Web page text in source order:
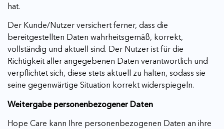
hat.
Der Kunde/Nutzer versichert ferner, dass die
bereitgestellten Daten wahrheitsgemäß, korrekt,
vollständig und aktuell sind. Der Nutzer ist für die
Richtigkeit aller angegebenen Daten verantwortlich und
verpflichtet sich, diese stets aktuell zu halten, sodass sie
seine gegenwärtige Situation korrekt widerspiegeln.
Weitergabe personenbezogener Daten
Hope Care kann Ihre personenbezogenen Daten an ihre